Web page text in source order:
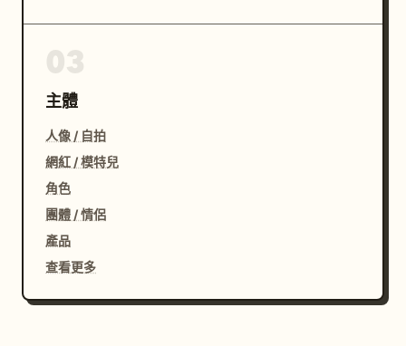
主體
人像 / 自拍
網紅 / 模特兒
角色
團體 / 情侶
產品
查看更多